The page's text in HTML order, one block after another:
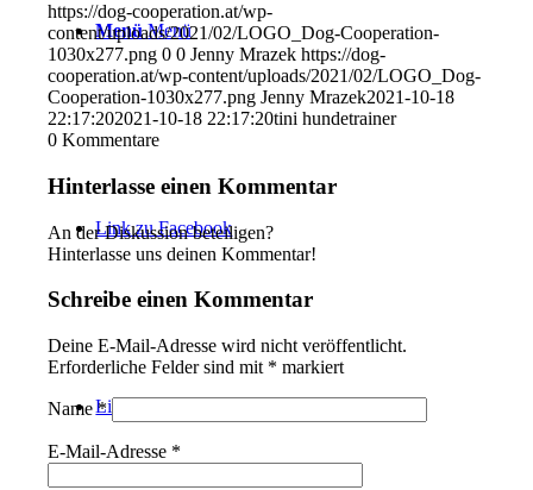
Menü Menü
Link zu Facebook
Link zu Youtube
https://dog-cooperation.at/wp-
content/uploads/2021/02/LOGO_Dog-Cooperation-
1030x277.png 0 0 Jenny Mrazek https://dog-
cooperation.at/wp-content/uploads/2021/02/LOGO_Dog-
Cooperation-1030x277.png Jenny Mrazek2021-10-18
22:17:202021-10-18 22:17:20tini hundetrainer
0 Kommentare
Hinterlasse einen Kommentar
An der Diskussion beteiligen?
Hinterlasse uns deinen Kommentar!
Schreibe einen Kommentar
Deine E-Mail-Adresse wird nicht veröffentlicht.
Erforderliche Felder sind mit * markiert
Name*
E-Mail-Adresse *